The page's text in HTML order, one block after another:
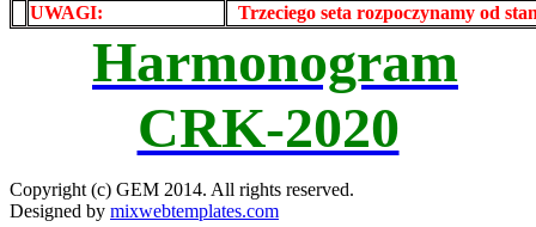
UWAGI:
Trzeciego seta rozpoczynamy od
Harmonogram
CRK-2020
Copyright (c) GEM 2014. All rights reserved.
Designed by mixwebtemplates.com